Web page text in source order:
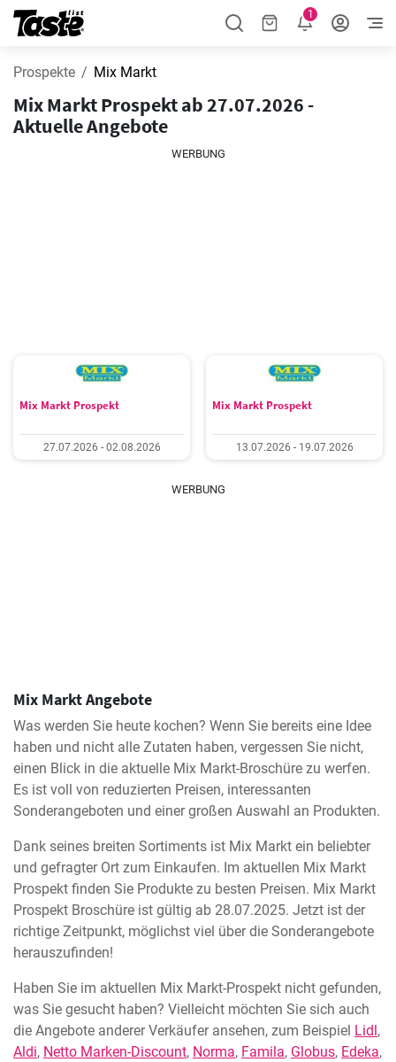
1
Prospekte Mix Markt
Mix Markt Prospekt ab 27.07.2026 -
Aktuelle Angebote
WERBUNG
Mix Markt Prospekt
27.07.2026 - 02.08.2026
Mix Markt Prospekt
13.07.2026 - 19.07.2026
WERBUNG
Mix Markt Angebote
Was werden Sie heute kochen? Wenn Sie bereits eine Idee
haben und nicht alle Zutaten haben, vergessen Sie nicht,
einen Blick in die aktuelle Mix Markt-Broschüre zu werfen.
Es ist voll von reduzierten Preisen, interessanten
Sonderangeboten und einer großen Auswahl an Produkten.
Dank seines breiten Sortiments ist Mix Markt ein beliebter
und gefragter Ort zum Einkaufen. Im aktuellen Mix Markt
Prospekt finden Sie Produkte zu besten Preisen. Mix Markt
Prospekt Broschüre ist gültig ab 28.07.2025. Jetzt ist der
richtige Zeitpunkt, möglichst viel über die Sonderangebote
herauszufinden!
Haben Sie im aktuellen Mix Markt-Prospekt nicht gefunden,
was Sie gesucht haben? Vielleicht möchten Sie sich auch
die Angebote anderer Verkäufer ansehen, zum Beispiel Lidl,
Aldi, Netto Marken-Discount, Norma, Famila, Globus, Edeka,